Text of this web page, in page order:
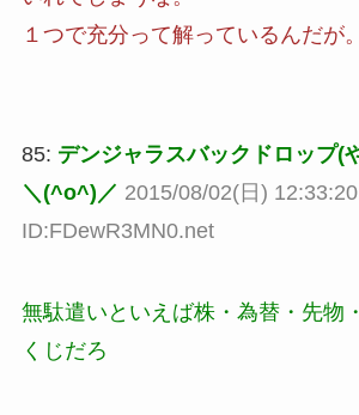
１つで充分って解っているんだが。
85: デンジャラスバックドロップ(
＼(^o^)／ 2015/08/02(日)
ID:FDewR3MN0.net
無駄遣いといえば株・為替・先物
くじだろ